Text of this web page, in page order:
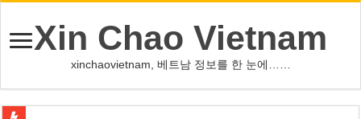
Xin Chao Vietnam
xinchaovietnam, 베트남 정보를 한 눈에……